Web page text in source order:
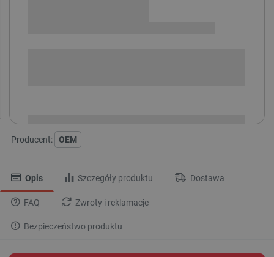
Producent: OEM
Opis Szczegóły produktu Dostawa
FAQ Zwroty i reklamacje
Bezpieczeństwo produktu